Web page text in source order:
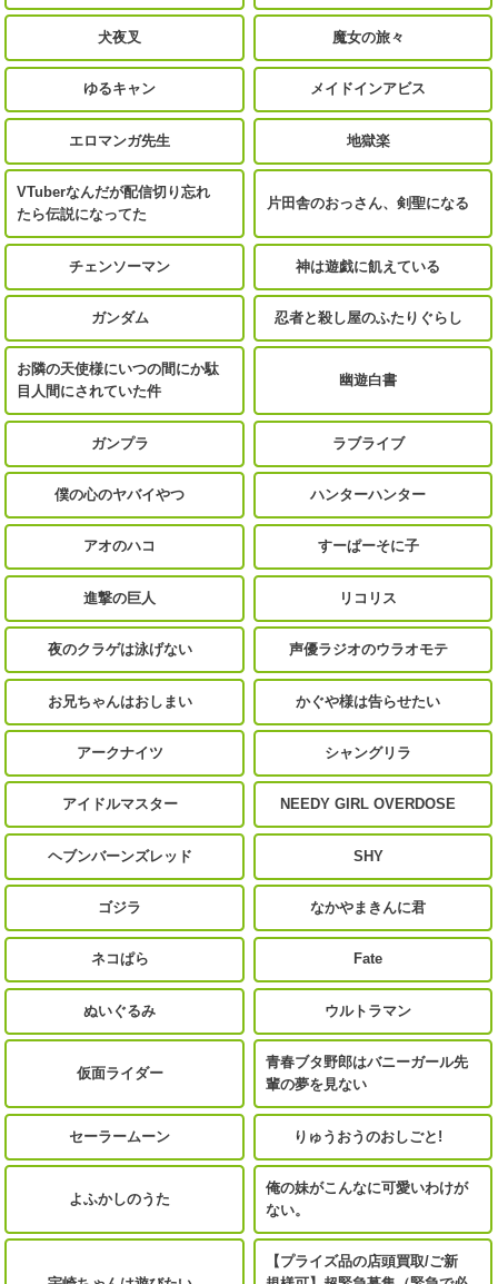
犬夜叉 魔女の旅々
ゆるキャン メイドインアビス
エロマンガ先生 地獄楽
VTuberなんだが配信切り忘れ
たら伝説になってた
片田舎のおっさん、剣聖になる
チェンソーマン 神は遊戯に飢えている
ガンダム 忍者と殺し屋のふたりぐらし
お隣の天使様にいつの間にか駄
目人間にされていた件
幽遊白書
ガンプラ ラブライブ
僕の心のヤバイやつ ハンターハンター
アオのハコ すーぱーそに子
進撃の巨人 リコリス
夜のクラゲは泳げない 声優ラジオのウラオモテ
お兄ちゃんはおしまい かぐや様は告らせたい
アークナイツ シャングリラ
アイドルマスター NEEDY GIRL OVERDOSE
ヘブンバーンズレッド SHY
ゴジラ なかやまきんに君
ネコぱら Fate
ぬいぐるみ ウルトラマン
仮面ライダー
青春ブタ野郎はバニーガール先
輩の夢を見ない
セーラームーン りゅうおうのおしごと!
よふかしのうた
俺の妹がこんなに可愛いわけが
ない。
【プライズ品の店頭買取/ご新